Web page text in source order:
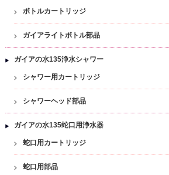
ボトルカートリッジ
ガイアライトボトル部品
ガイアの水135浄水シャワー
シャワー用カートリッジ
シャワーヘッド部品
ガイアの水135蛇口用浄水器
蛇口用カートリッジ
蛇口用部品